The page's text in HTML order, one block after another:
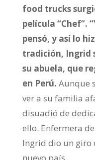
food trucks
película “Chef”.
pensó, y así lo
tradición, Ingrid
su abuela, que
en Perú. Aunque
ver a su familia
disuadió de
ello. Enfermera
Ingrid dio un giro
nuevo país.